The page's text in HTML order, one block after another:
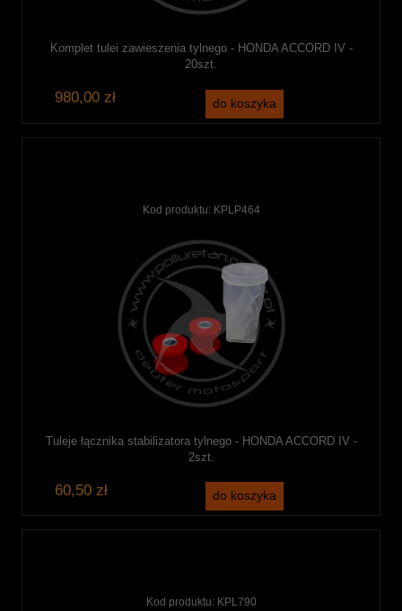
Komplet tulei zawieszenia tylnego - HONDA ACCORD IV -
20szt.
980,00 zł do koszyka
Kod produktu: KPLP464
Tuleje łącznika stabilizatora tylnego - HONDA ACCORD IV -
2szt.
60,50 zł do koszyka
Kod produktu: KPL790